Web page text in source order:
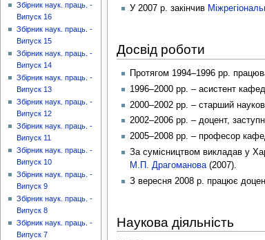
У 2007 р. закінчив
Досвід роботи
Протягом 1994–1996 рр.
1996–2000 рр. – асистент
2000–2002 рр. – старший
2002–2006 рр. – доцент,
2005–2008 рр. – професор
За сумісництвом викладав у
М.П. Драгоманова(2007).
З вересня 2008 р. працює
Наукова діяльність
Збірник наук. праць. -
Випуск 16
Збірник наук. праць. -
Випуск 15
Збірник наук. праць. -
Випуск 14
Збірник наук. праць. -
Випуск 13
Збірник наук. праць. -
Випуск 12
Збірник наук. праць. -
Випуск 11
Збірник наук. праць. -
Випуск 10
Збірник наук. праць. -
Випуск 9
Збірник наук. праць. -
Випуск 8
Збірник наук. праць. -
Випуск 7